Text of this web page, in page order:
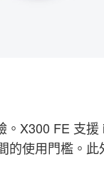
X300 FE 支
使用門檻。